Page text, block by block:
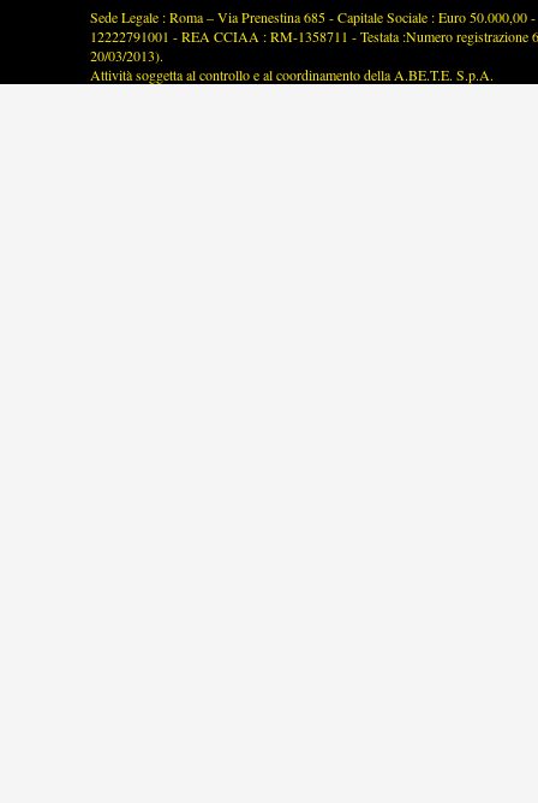
Sede Legale : Roma – Via Prenestina 685 - Capitale Sociale : Euro
12222791001 - REA CCIAA : RM-1358711 - Testata :Numero registrazione
20/03/2013).
Attività soggetta al controllo e al coordinamento della A.BE.T.E. S.p.A.